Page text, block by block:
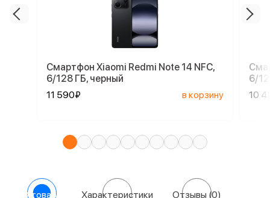
Смартфон Xiaomi Redmi Note 14 NFC,
6/128 ГБ, черный
11 590₽
в корзину
6/
10
О товаре Характеристики Отзывы (0)